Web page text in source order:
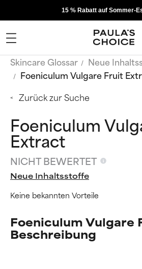
15 % Rabatt auf Sommer-
Skincare Glossar
Neue
Foeniculum Vulgare Fruit
Zurück zur Suche
Foeniculum
Extract
NICHT BEWERTET
Neue Inhaltsstoffe
Keine bekannten Vorteile
Foeniculum Vulgare
Beschreibung